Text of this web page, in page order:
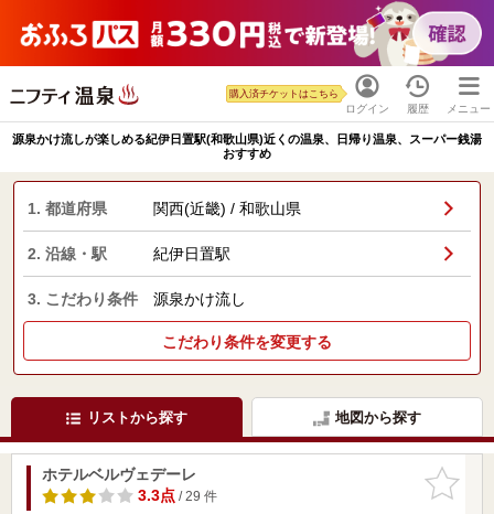
ログイン
購入済チケットはこちら
履歴 メニュー
源泉かけ流しが楽しめる紀伊日置駅(和歌山県)近くの温泉、日帰り温泉、スーパー銭湯
おすすめ
1. 都道府県 関西(近畿) / 和歌山県
2. 沿線・駅 紀伊日置駅
3. こだわり条件 源泉かけ流し
こだわり条件を変更する
リストから探す 地図から探す
お気に入
りに追加
ホテルベルヴェデーレ
3.3点/ 29 件